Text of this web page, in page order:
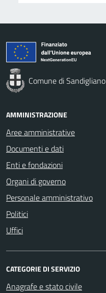
Comune di Sandigliano
AMMINISTRAZIONE
Aree amministrative
Documenti e dati
Enti e fondazioni
Organi di governo
Personale amministrativo
Politici
Uffici
CATEGORIE DI SERVIZIO
Anagrafe e stato civile